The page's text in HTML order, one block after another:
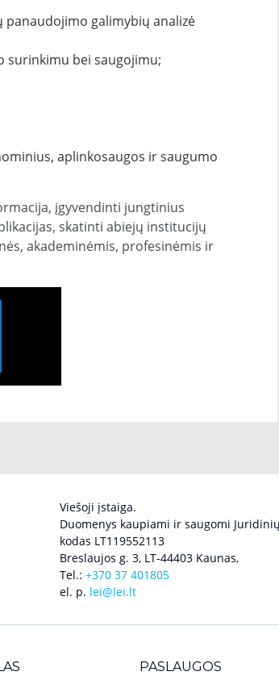
galimybių analizė
surinkimu bei saugojimu;
aplinkosaugos ir saugumo
įgyvendinti jungtinius
skatinti abiejų institucijų
akademinėmis, profesinėmis ir
Viešoji įstaiga.
Duomenys kaupiami ir saugomi
kodas LT119552113
Breslaujos g. 3, LT-44403 Kaunas,
Tel.: +370 37 401805
el. p. lei@lei.lt
PASLAUGOS